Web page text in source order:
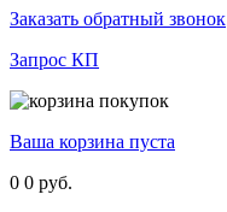
Заказать обратный звонок
Запрос КП
Ваша корзина пуста
0 0 руб.